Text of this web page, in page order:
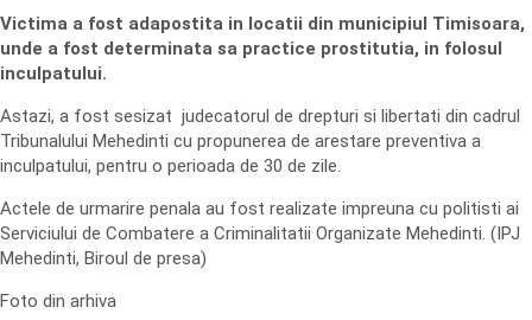
Victima a fost adapostita in locatii din municipiul Timisoara,
unde a fost determinata sa practice prostitutia, in folosul
inculpatului.
Astazi, a fost sesizat judecatorul de drepturi si libertati din cadrul
Tribunalului Mehedinti cu propunerea de arestare preventiva a
inculpatului, pentru o perioada de 30 de zile.
Actele de urmarire penala au fost realizate impreuna cu politisti ai
Serviciului de Combatere a Criminalitatii Organizate Mehedinti. (IPJ
Mehedinti, Biroul de presa)
Foto din arhiva